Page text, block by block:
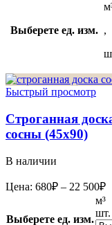
Выберете ед. изм. ,
Быстрый просмотр
Строганная
сосны (45х90)
В наличии
Цена: 680₽ – 22 500₽
Выберете ед. изм.
м³
шт.